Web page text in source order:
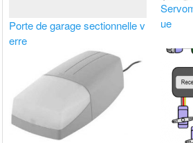
Porte de garage sectionnelle v
erre
ue